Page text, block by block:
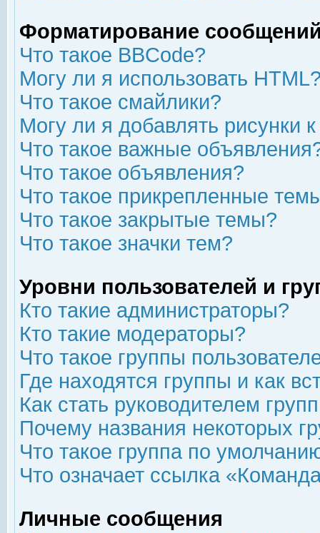
Форматирование
Что такое BBCode?
Могу ли я использовать
Что такое смайлики?
Могу ли я добавлять рисунки
Что такое важные
Что такое объявления?
Что такое прикрепленные
Что такое закрытые темы?
Что такое значки тем?
Уровни пользователей и
Кто такие администраторы?
Кто такие модераторы?
Что такое группы
Где находятся группы и как
Как стать руководителем
Почему названия некоторых
Что такое группа по
Что означает ссылка
Личные сообщения